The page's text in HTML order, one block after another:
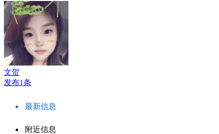
文贺
发布1条
最新信息
附近信息